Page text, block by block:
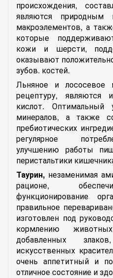
происхождения,
являются природным
макроэлементов, а
которые
кожи и шерсти,
оказывают
зубов. костей.
Льняное и лососевое
рецептуру,
кислот.
минералов, а также
пребиотических
регулярное
улучшению работы
перистальтики
Таурин, незаменимая
рационе,
функционирование
правильное
изготовлен под
кормлению
добавленных
искусственных
очень аппетитный и
отличное состояние и